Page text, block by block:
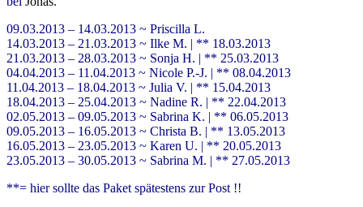
09.03.2013 – 14.03.2013 ~ Priscilla L.
14.03.2013 – 21.03.2013 ~ Ilke M. | ** 18.03.2013
21.03.2013 – 28.03.2013 ~ Sonja H. | ** 25.03.2013
04.04.2013 – 11.04.2013 ~ Nicole P.-J. | ** 08.04.2013
11.04.2013 – 18.04.2013 ~ Julia V. | ** 15.04.2013
18.04.2013 – 25.04.2013 ~ Nadine R. | ** 22.04.2013
02.05.2013 – 09.05.2013 ~ Sabrina K. | ** 06.05.2013
09.05.2013 – 16.05.2013 ~ Christa B. | ** 13.05.2013
16.05.2013 – 23.05.2013 ~ Karen U. | ** 20.05.2013
23.05.2013 – 30.05.2013 ~ Sabrina M. | ** 27.05.2013
**= hier sollte das Paket spätestens zur Post !!